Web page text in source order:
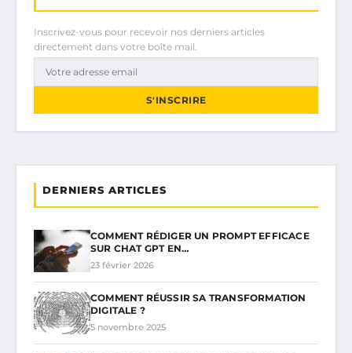
Inscrivez-vous pour recevoir nos derniers articles
directement dans votre boîte mail.
S'INSCRIRE
DERNIERS ARTICLES
COMMENT RÉDIGER UN PROMPT EFFICACE
SUR CHAT GPT EN…
23 février 2026
COMMENT RÉUSSIR SA TRANSFORMATION
DIGITALE ?
5 novembre 2025